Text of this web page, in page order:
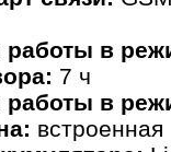
работы в
7 ч
работы в
встроенная